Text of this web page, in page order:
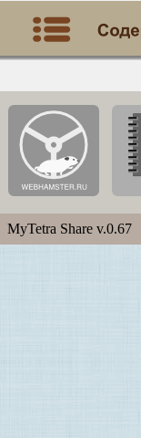
MyTetra Share v.0.67